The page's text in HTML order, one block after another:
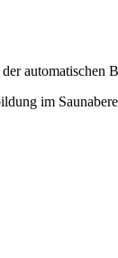
automatischen
im